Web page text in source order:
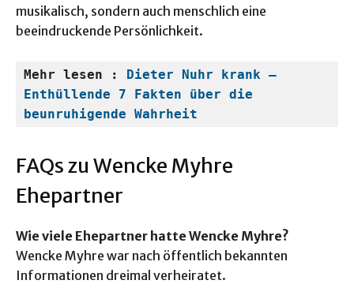
musikalisch, sondern auch menschlich eine
beeindruckende Persönlichkeit.
Mehr lesen : Dieter Nuhr krank –
Enthüllende 7 Fakten über die
beunruhigende Wahrheit
FAQs zu Wencke Myhre
Ehepartner
Wie viele Ehepartner hatte Wencke Myhre?
Wencke Myhre war nach öffentlich bekannten
Informationen dreimal verheiratet.